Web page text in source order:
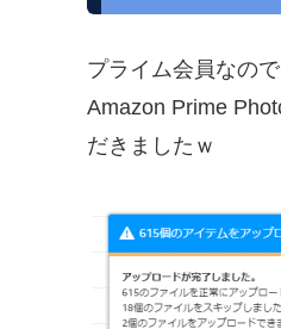
プライム会員なの
Amazon Prime
だきましたｗ